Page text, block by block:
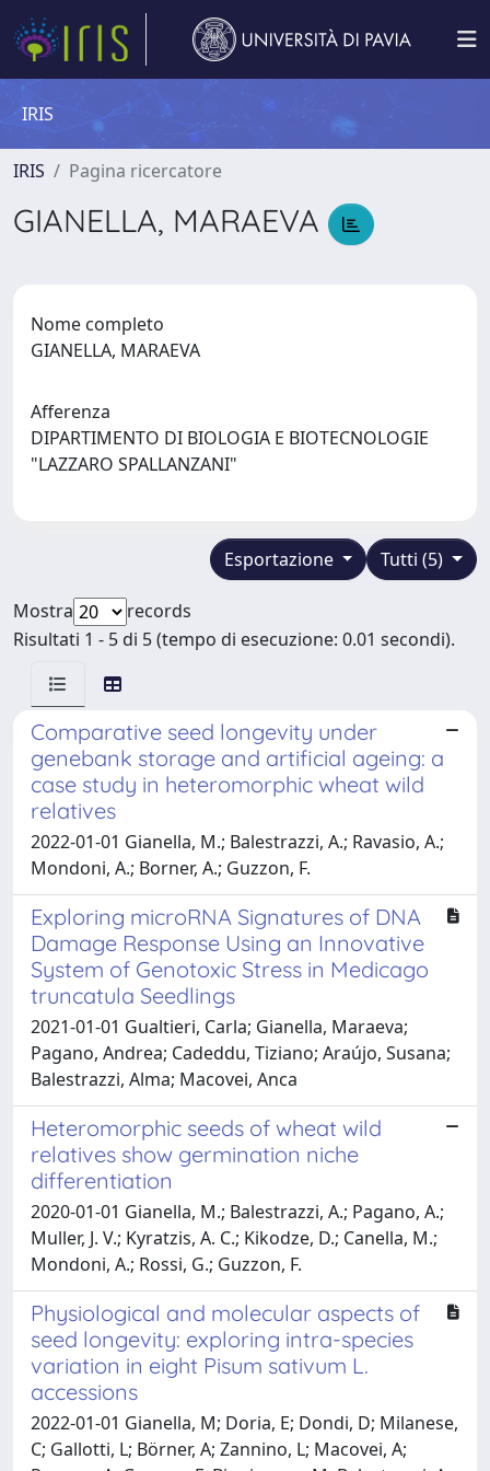
IRIS
IRIS Pagina ricercatore
GIANELLA, MARAEVA
Nome completo
GIANELLA, MARAEVA
Afferenza
DIPARTIMENTO DI BIOLOGIA E BIOTECNOLOGIE
"LAZZARO SPALLANZANI"
Tutti (5)
Esportazione
Mostra
records
Risultati 1 - 5 di 5 (tempo di esecuzione: 0.01 secondi).
Comparative seed longevity under
genebank storage and artificial ageing: a
case study in heteromorphic wheat wild
relatives
2022-01-01 Gianella, M.; Balestrazzi, A.; Ravasio, A.;
Mondoni, A.; Borner, A.; Guzzon, F.
Exploring microRNA Signatures of DNA
Damage Response Using an Innovative
System of Genotoxic Stress in Medicago
truncatula Seedlings
2021-01-01 Gualtieri, Carla; Gianella, Maraeva;
Pagano, Andrea; Cadeddu, Tiziano; Araújo, Susana;
Balestrazzi, Alma; Macovei, Anca
Heteromorphic seeds of wheat wild
relatives show germination niche
differentiation
2020-01-01 Gianella, M.; Balestrazzi, A.; Pagano, A.;
Muller, J. V.; Kyratzis, A. C.; Kikodze, D.; Canella, M.;
Mondoni, A.; Rossi, G.; Guzzon, F.
Physiological and molecular aspects of
seed longevity: exploring intra-species
variation in eight Pisum sativum L.
accessions
2022-01-01 Gianella, M; Doria, E; Dondi, D; Milanese,
C; Gallotti, L; Börner, A; Zannino, L; Macovei, A;